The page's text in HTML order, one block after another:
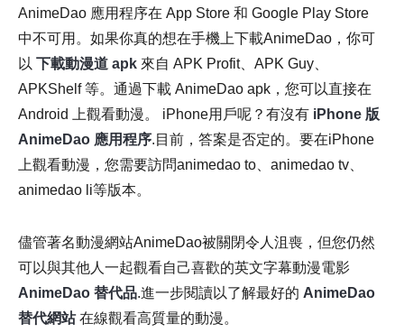
AnimeDao 應用程序在 App Store 和 Google Play Store
中不可用。如果你真的想在手機上下載AnimeDao，你可
以 下載動漫道 apk 來自 APK Profit、APK Guy、
APKShelf 等。通過下載 AnimeDao apk，您可以直接在
Android 上觀看動漫。 iPhone用戶呢？有沒有 iPhone 版
AnimeDao 應用程序.目前，答案是否定的。要在iPhone
上觀看動漫，您需要訪問animedao to、animedao tv、
animedao li等版本。
儘管著名動漫網站AnimeDao被關閉令人沮喪，但您仍然
可以與其他人一起觀看自己喜歡的英文字幕動漫電影
AnimeDao 替代品.進一步閱讀以了解最好的 AnimeDao
替代網站在線觀看高質量的動漫。